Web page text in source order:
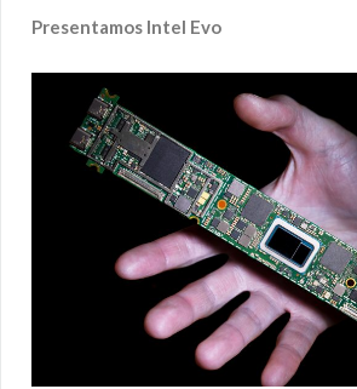
Presentamos Intel Evo